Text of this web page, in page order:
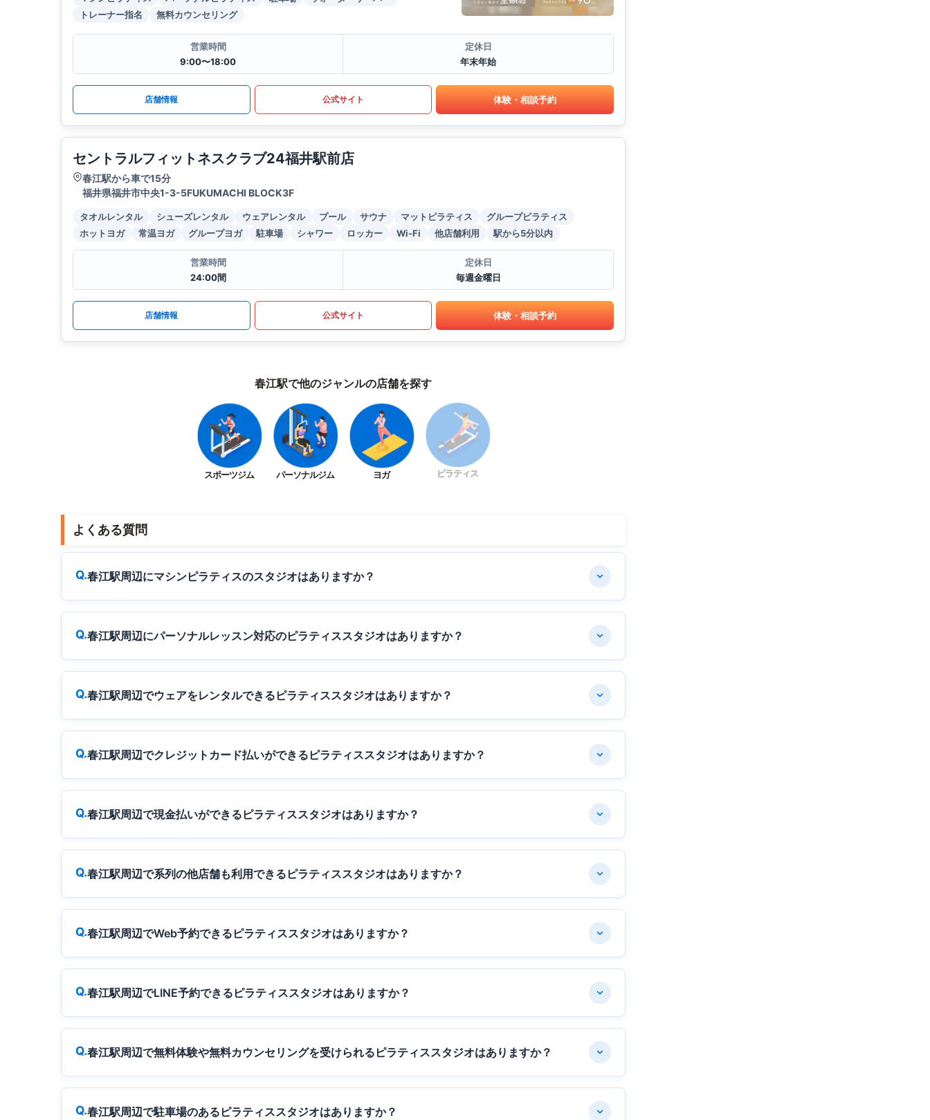
トレーナー指名
無料カウンセリング
営業時間
9:00〜18:00
定休日
年末年始
店舗情報 公式サイト 体験・相談予約
セントラルフィットネスクラブ24福井駅前店
春江駅から車で15分
福井県福井市中央1-3-5FUKUMACHI BLOCK3F
タオルレンタル シューズレンタル ウェアレンタル プール サウナ マットピラティス
グループピラティス
ホットヨガ
常温ヨガ グループヨガ 駐車場 シャワー ロッカー Wi-Fi 他店舗利用 駅から5分以内
営業時間
24:00間
定休日
毎週金曜日
店舗情報 公式サイト 体験・相談予約
春江駅で他のジャンルの店舗を探す
スポーツジム パーソナルジム ヨガ ピラティス
よくある質問
春江駅周辺にマシンピラティスのスタジオはありますか？
春江駅周辺にパーソナルレッスン対応のピラティススタジオはありますか？
春江駅周辺でウェアをレンタルできるピラティススタジオはありますか？
春江駅周辺でクレジットカード払いができるピラティススタジオはありますか？
春江駅周辺で現金払いができるピラティススタジオはありますか？
春江駅周辺で系列の他店舗も利用できるピラティススタジオはありますか？
春江駅周辺でWeb予約できるピラティススタジオはありますか？
春江駅周辺でLINE予約できるピラティススタジオはありますか？
春江駅周辺で無料体験や無料カウンセリングを受けられるピラティススタジオはありますか？
春江駅周辺で駐車場のあるピラティススタジオはありますか？